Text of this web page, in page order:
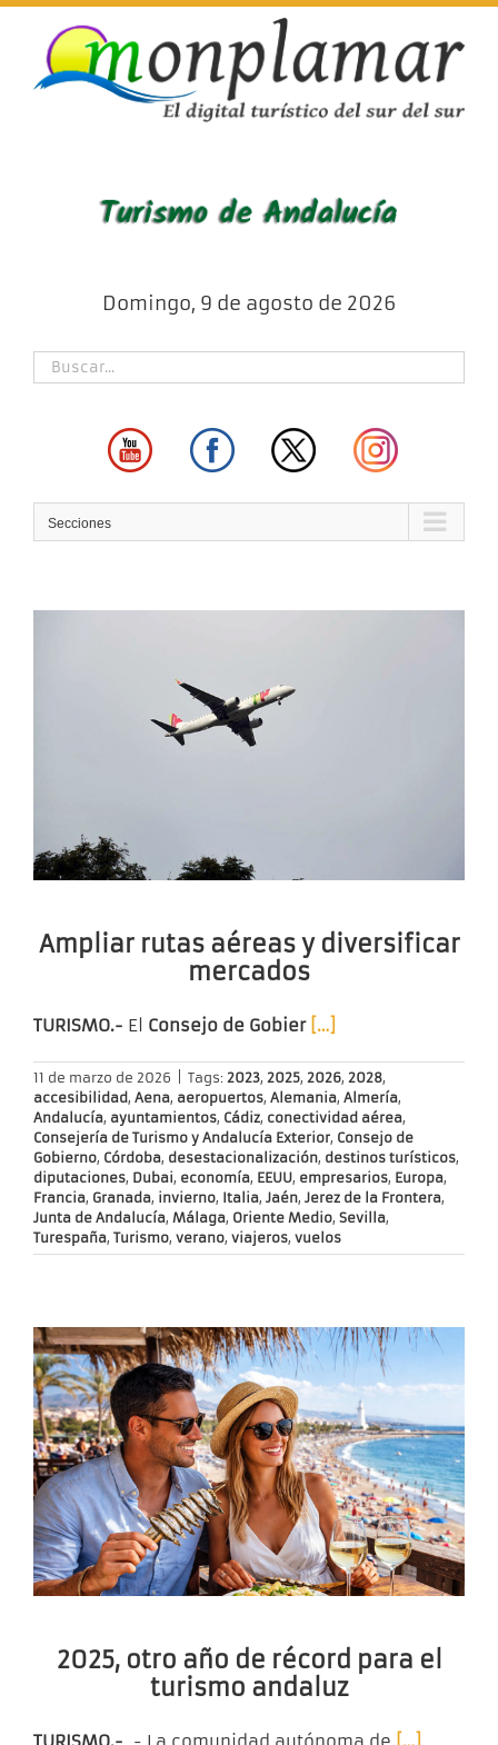
Skip
content
Domingo, 9 de agosto de 2026
Secciones
Ampliar rutas aéreas y diversificar
mercados
TURISMO.- El Consejo de Gobier […]
11 de marzo de 2026 Tags: 2023, 2025, 2026, 2028,
accesibilidad , Aena, aeropuertos, Alemania, Almería,
Andalucía, ayuntamientos, Cádiz, conectividad aérea,
Consejería de Turismo y Andalucía Exterior, Consejo de
Gobierno, Córdoba, desestacionalización, destinos turísticos,
diputaciones, Dubai, economía, EEUU, empresarios, Europa,
Francia, Granada, invierno, Italia, Jaén, Jerez de la Frontera,
Junta de Andalucía, Málaga, Oriente Medio, Sevilla,
Turespaña, Turismo, verano, viajeros, vuelos
2025, otro año de récord para el
turismo andaluz